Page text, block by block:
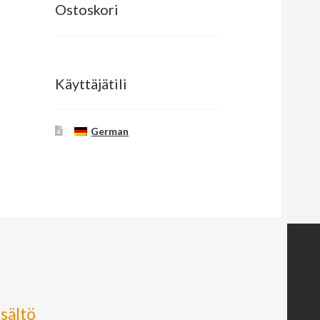
Ostoskori
Käyttäjätili
German